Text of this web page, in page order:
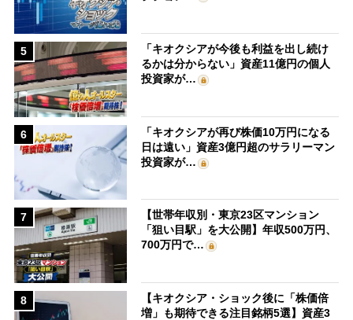
5
「キオクシアが今後も利益を出し続け
るかは分からない」資産11億円の個人
投資家が…
6
「キオクシアが再び株価10万円になる
日は遠い」資産3億円超のサラリーマン
投資家が…
7
【世帯年収別・東京23区マンション
「狙い目駅」を大公開】年収500万円、
700万円で…
8
【キオクシア・ショック後に「株価倍
増」も期待できる注目銘柄5選】資産3